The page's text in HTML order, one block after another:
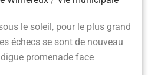
le soleil, pour le plus grand
échecs se sont de nouveau
promenade face